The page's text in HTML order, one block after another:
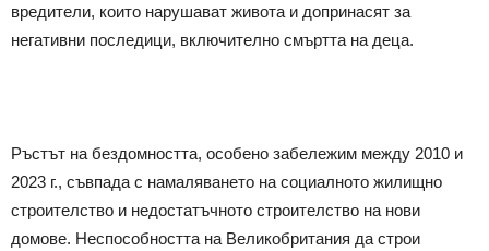
вредители, които нарушават живота и допринасят за
негативни последици, включително смъртта на деца.
Ръстът на бездомността, особено забележим между 2010 и
2023 г., съвпада с намаляването на социалното жилищно
строителство и недостатъчното строителство на нови
домове. Неспособността на Великобритания да строи